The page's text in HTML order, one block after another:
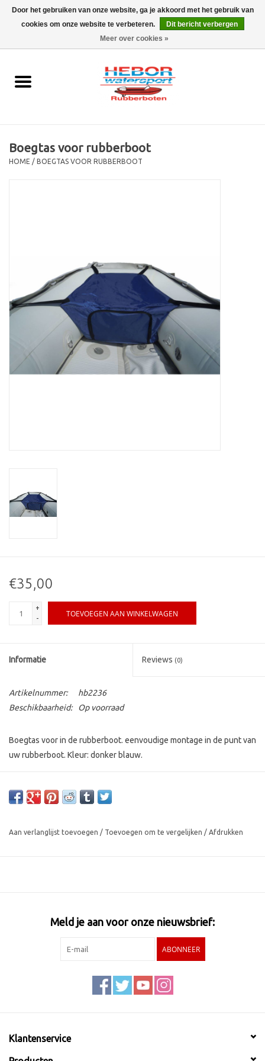
0 Artikelen - €0,00
Outboard
Trailer
Contact
Boegtas voor rubberboot
HOME / BOEGTAS VOOR RUBBERBOOT
€35,00
+
-
TOEVOEGEN AAN WINKELWAGEN
Informatie Reviews (0)
Artikelnummer:
hb2236
Beschikbaarheid:
Op voorraad
Boegtas voor in de rubberboot. eenvoudige montage in de punt van
uw rubberboot. Kleur: donker blauw.
Aan verlanglijst toevoegen / Toevoegen om te vergelijken / Afdrukken
Meld je aan voor onze nieuwsbrief:
ABONNEER
Klantenservice
Door het gebruiken van onze website, ga je akkoord met het gebruik van
cookies om onze website te verbeteren.
Dit bericht verbergen
Meer over cookies »